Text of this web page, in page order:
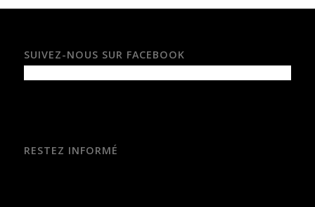
SUIVEZ-NOUS SUR FACEBOOK
RESTEZ INFORMÉ